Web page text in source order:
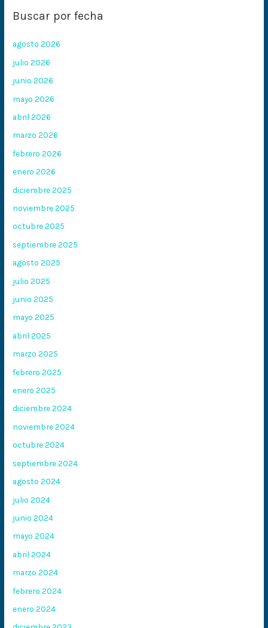
Buscar por fecha
agosto 2026
julio 2026
junio 2026
mayo 2026
abril 2026
marzo 2026
febrero 2026
enero 2026
diciembre 2025
noviembre 2025
octubre 2025
septiembre 2025
agosto 2025
julio 2025
junio 2025
mayo 2025
abril 2025
marzo 2025
febrero 2025
enero 2025
diciembre 2024
noviembre 2024
octubre 2024
septiembre 2024
agosto 2024
julio 2024
junio 2024
mayo 2024
abril 2024
marzo 2024
febrero 2024
enero 2024